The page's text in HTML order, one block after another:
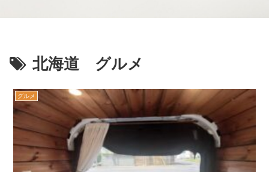
北海道 グルメ
グルメ